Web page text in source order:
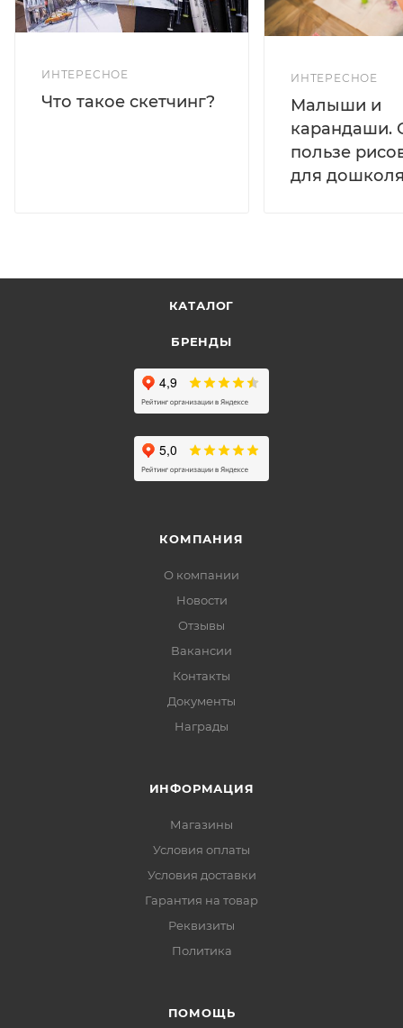
ИНТЕРЕСНОЕ
Что такое скетчинг?
ИНТЕРЕСНОЕ
Малыши и
карандаши.
пользе
для
КАТАЛОГ
БРЕНДЫ
КОМПАНИЯ
О компании
Новости
Отзывы
Вакансии
Контакты
Документы
Награды
ИНФОРМАЦИЯ
Магазины
Условия оплаты
Условия доставки
Гарантия на товар
Реквизиты
Политика
ПОМОЩЬ